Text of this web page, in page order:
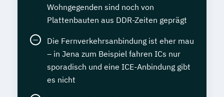
Wohngegenden sind noch von
Plattenbauten aus DDR-Zeiten geprägt
Die Fernverkehrsanbindung ist eher mau
– in Jena zum Beispiel fahren ICs nur
sporadisch und eine ICE-Anbindung gibt
es nicht